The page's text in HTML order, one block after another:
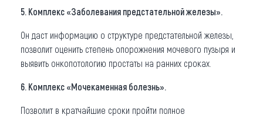
5. Комплекс «Заболевания предстательной железы».
Он даст информацию о структуре предстательной железы,
позволит оценить степень опорожнения мочевого пузыря и
выявить онкопотологию простаты на ранних сроках.
6. Комплекс «Мочекаменная болезнь».
Позволит в кратчайшие сроки пройти полное